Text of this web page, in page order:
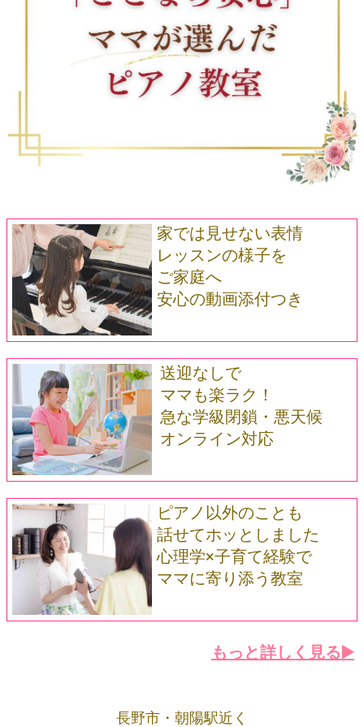
家では見せない表情
レッスンの様子を
ご家庭へ
安心の動画添付つき
送迎なしで
ママも楽ラク！
急な学級閉鎖・悪天候
オンライン対応
ピアノ以外のことも
話せてホッとしました
心理学×子育て経験で
ママに寄り添う教室
もっと詳しく見る▶️
長野市・朝陽駅近く